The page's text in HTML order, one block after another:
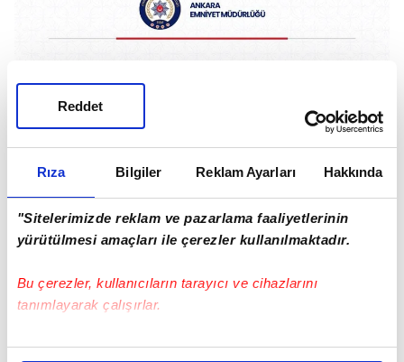
Rıza Bilgiler Reklam Ayarları Hakkında
"Sitelerimizde reklam ve pazarlama faaliyetlerinin
yürütülmesi amaçları ile çerezler kullanılmaktadır.
Bu çerezler, kullanıcıların tarayıcı ve cihazlarını
tanımlayarak çalışırlar.
Bu çerezlere izin vermeniz halinde sizlere özel
Reddet